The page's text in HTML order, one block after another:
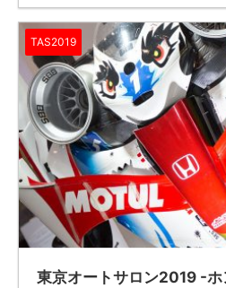
TAS2019
東京オートサロン2019 -